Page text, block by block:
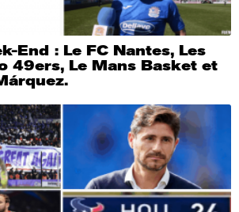
End : Le FC Nantes, Les
49ers, Le Mans Basket et